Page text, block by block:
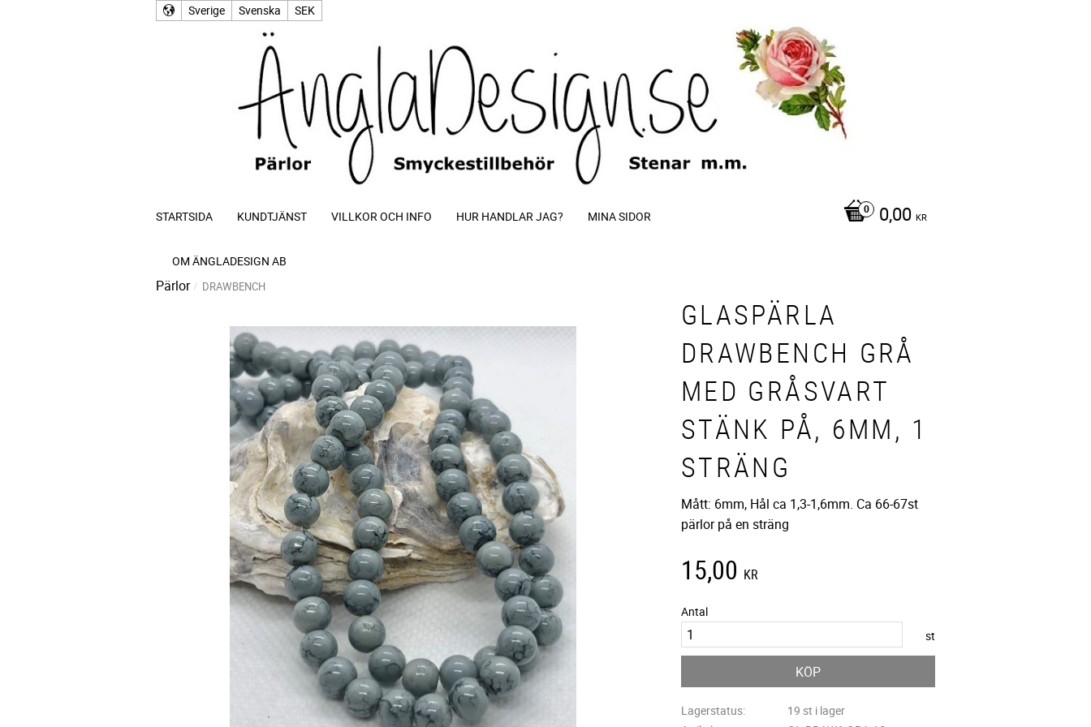
Sverige Svenska SEK
0,00 KR
STARTSIDA KUNDTJÄNST VILLKOR OCH INFO HUR HANDLAR JAG? MINA SIDOR
OM ÄNGLADESIGN AB
Pärlor DRAWBENCH
GLASPÄRLA
DRAWBENCH GRÅ
MED GRÅSVART
STÄNK PÅ, 6MM, 1
STRÄNG
Mått: 6mm, Hål ca 1,3-1,6mm. Ca 66-67st
pärlor på en sträng
15,00 KR
Antal
st
KÖP
Lagerstatus
19 st i lager